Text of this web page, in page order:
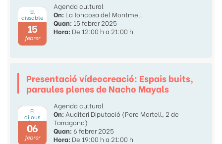
El
dissabte
15
febrer
Agenda cultural
On: La Joncosa del Montmell
Quan: 15 febrer 2025
Hora: De 12:00 h a 21:00 h
Presentació vídeocreació: Espais buits,
paraules plenes de Nacho Mayals
El
dijous
06
febrer
Agenda cultural
On: Auditori Diputació (Pere Martell, 2 de
Tarragona)
Quan: 6 febrer 2025
Hora: De 19:00 h a 21:00 h